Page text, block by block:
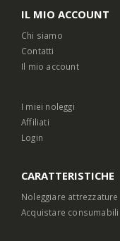
IL MIO ACCOUNT
Chi siamo
Contatti
Il mio account
I miei noleggi
Affiliati
Login
CARATTERISTICHE
Noleggiare attrezzature
Acquistare consumabili